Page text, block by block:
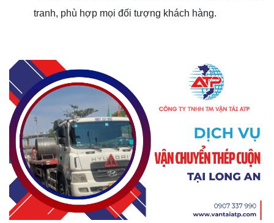
tranh, phù hợp mọi đối tượng khách hàng.